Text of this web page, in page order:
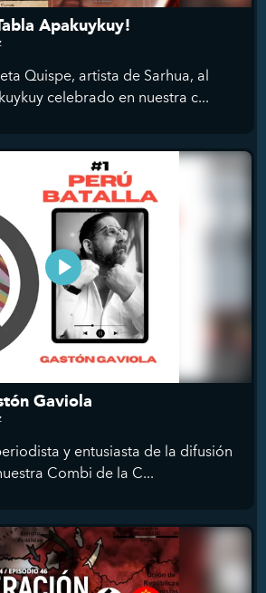
Apakuykuy!
Quispe, artista de Sarhua, al
celebrado en nuestra c...
Gaviola
y entusiasta de la difusión
Combi de la C...